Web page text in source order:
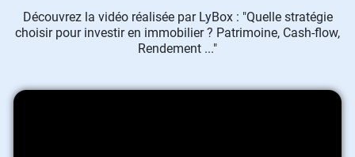
Découvrez la vidéo réalisée par LyBox : "Quelle stratégie
choisir pour investir en immobilier ? Patrimoine, Cash-flow,
Rendement ..."